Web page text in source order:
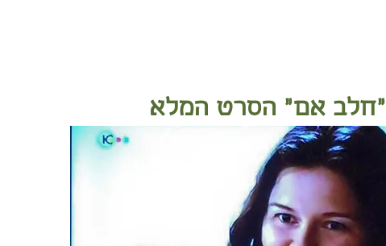
"חלב אם" הסרט המלא